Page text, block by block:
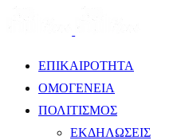
ΕΠΙΚΑΙΡΟΤΗΤΑ
ΟΜΟΓΕΝΕΙΑ
ΠΟΛΙΤΙΣΜΟΣ
ΕΚΔΗΛΩΣΕΙΣ